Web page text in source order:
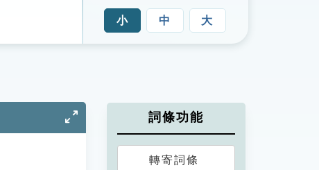
小 中 大
詞條功能
轉寄詞條